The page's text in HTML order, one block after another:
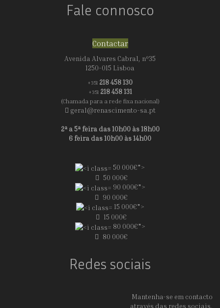
Fale connosco
Contactar
Avenida Alvares Cabral, nº35
1250-015 Lisboa
+351 218 458 130
+351 218 458 131
(Chamada para a rede fixa nacional)
geral@renascimento-sa.pt
2ª a 5ª feira das 10h00 às 18h00
6 feira das 10h00 às 14h00
50 000€">
50 000€
90 000€">
90 000€
15 000€">
15 000€
80 000€">
80 000€
Redes sociais
Mantenha-se em contacto
através das redes sociais.